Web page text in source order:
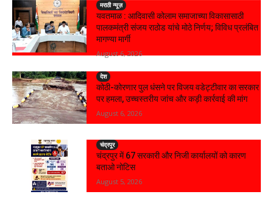
मराठी न्यूज़
यवतमाळ : आदिवासी कोलाम समाजाच्या विकासासाठी
पालकमंत्री संजय राठोड यांचे मोठे निर्णय; विविध प्रलंबित
मागण्या मार्गी
August 6, 2026
देश
कोठी-कोरणार पुल धंसने पर विजय वडेट्टीवार का सरकार
पर हमला, उच्चस्तरीय जांच और कड़ी कार्रवाई की मांग
August 6, 2026
चंद्रपूर
चंद्रपुर में 67 सरकारी और निजी कार्यालयों को कारण
बताओ नोटिस
August 5, 2026